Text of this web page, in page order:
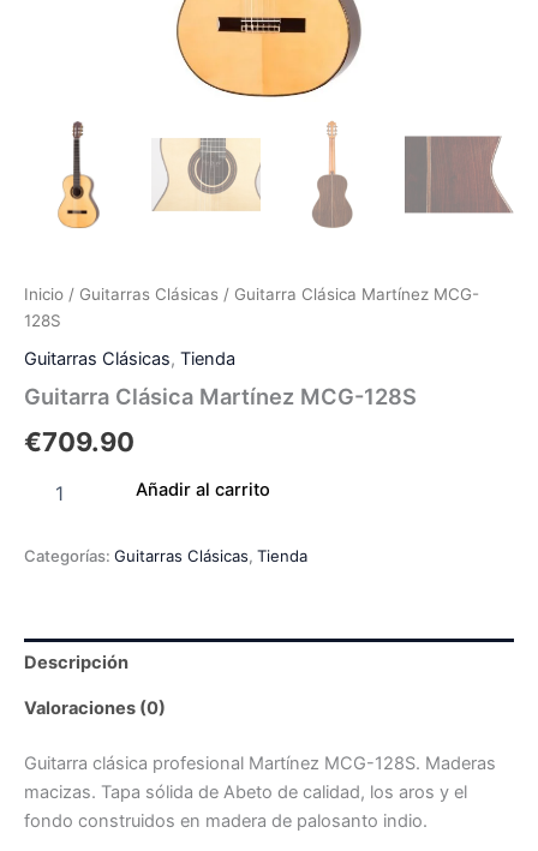
Inicio / Guitarras Clásicas / Guitarra Clásica Martínez MCG-
128S
Guitarras Clásicas, Tienda
Guitarra Clásica Martínez MCG-128S
€709.90
Añadir al carrito
Categorías: Guitarras Clásicas, Tienda
Descripción
Valoraciones (0)
Guitarra clásica profesional Martínez MCG-128S. Maderas
macizas. Tapa sólida de Abeto de calidad, los aros y el
fondo construidos en madera de palosanto indio.